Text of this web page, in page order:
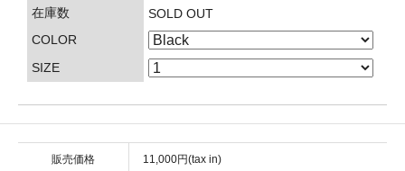
在庫数
SOLD OUT
COLOR
SIZE
販売価格 11,000円(tax in)